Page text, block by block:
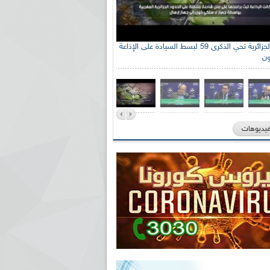
الإذاعة الجزائرية تحي الذكرى 59 لبسط السيادة على الإذاعة